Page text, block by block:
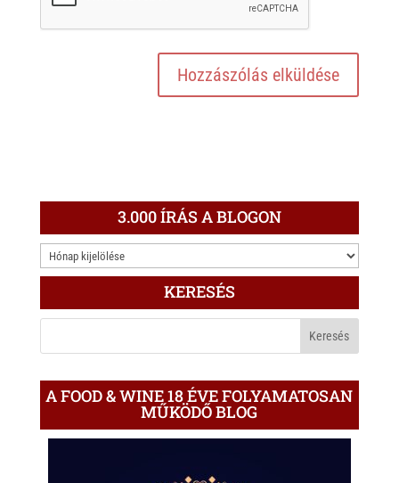
3.000 ÍRÁS A BLOGON
3.000
ÍRÁS
KERESÉS
A FOOD & WINE 18 ÉVE FOLYAMATOSAN
MŰKÖDŐ BLOG